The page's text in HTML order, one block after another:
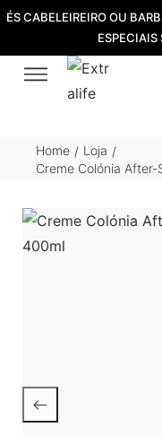
ÉS CABELEIREIRO OU
ESPECIAIS
Home / Loja /
Creme Colónia